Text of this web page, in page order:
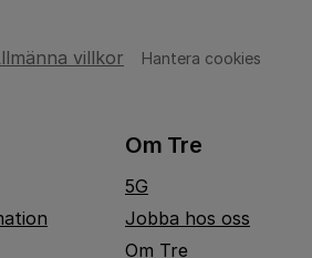
villkor Hantera cookies
Om Tre
5G
Jobba hos oss
Om Tre